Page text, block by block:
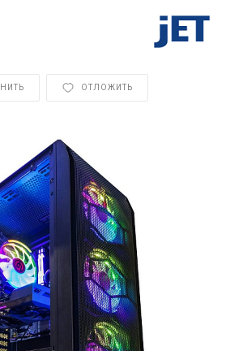
ОТЛОЖИТЬ